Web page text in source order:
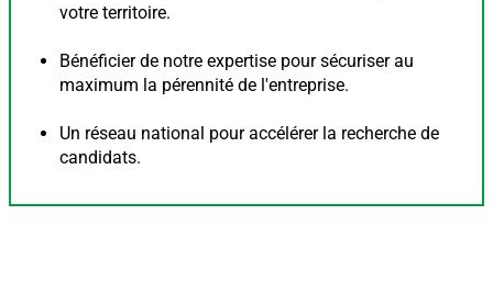
votre territoire.
Bénéficier de notre expertise pour sécuriser au
maximum la pérennité de l'entreprise.
Un réseau national pour accélérer la recherche de
candidats.